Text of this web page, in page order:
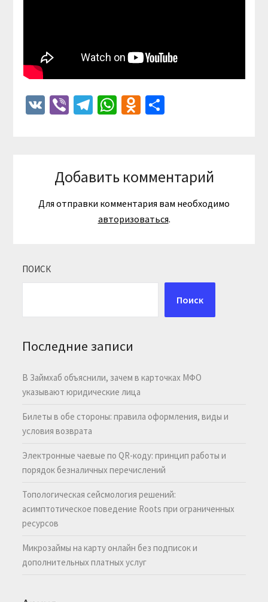
VKViberTelegram
WhatsApp
Odnoklassniki
Отправить
Добавить комментарий
Для отправки комментария вам необходимо
авторизоваться.
ПОИСК
Поиск
Последние записи
В Займхаб объяснили, зачем в карточках МФО
указывают юридические лица
Билеты в обе стороны: правила оформления, виды и
условия возврата
Электронные чаевые по QR-коду: принцип работы и
порядок безналичных перечислений
Топологическая сейсмология решений:
асимптотическое поведение Roots при ограниченных
ресурсов
Микрозаймы на карту онлайн без подписок и
дополнительных платных услуг